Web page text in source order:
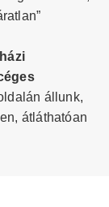
állunk,
átláthatóan